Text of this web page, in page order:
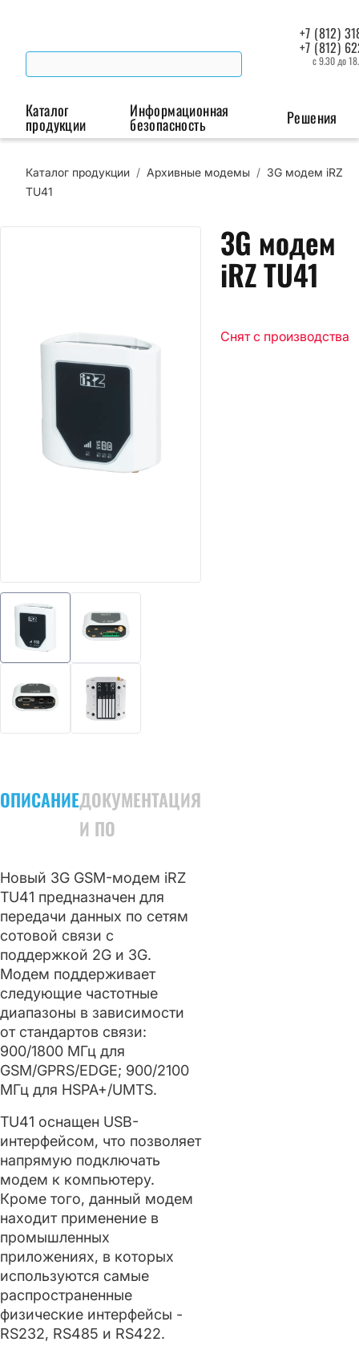
+7 (812)
+7 (812)
с 9.30 до
Каталог
продукции
Беспроводная связь Промышленная автоматизация
интерфейсов
Информационная
безопасность Решения
Каталог продукции / Архивные модемы / 3G модем iRZ
TU41
3G модем
iRZ TU41
Снят с производства
ОПИСАНИЕДОКУМЕНТАЦИЯ
И ПО
Новый 3G GSM-модем iRZ
TU41 предназначен для
передачи данных по сетям
сотовой связи с
поддержкой 2G и 3G.
Модем поддерживает
следующие частотные
диапазоны в зависимости
от стандартов связи:
900/1800 МГц для
GSM/GPRS/EDGE; 900/2100
MГц для HSPA+/UMTS.
TU41 оснащен USB-
интерфейсом, что позволяет
напрямую подключать
модем к компьютеру.
Кроме того, данный модем
находит применение в
промышленных
приложениях, в которых
используются самые
распространенные
физические интерфейсы -
RS232, RS485 и RS422.